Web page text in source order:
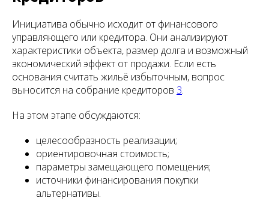
Инициатива обычно исходит от финансового
управляющего или кредитора. Они анализируют
характеристики объекта, размер долга и возможный
экономический эффект от продажи. Если есть
основания считать жильё избыточным, вопрос
выносится на собрание кредиторов 3.
На этом этапе обсуждаются:
целесообразность реализации;
ориентировочная стоимость;
параметры замещающего помещения;
источники финансирования покупки
альтернативы.